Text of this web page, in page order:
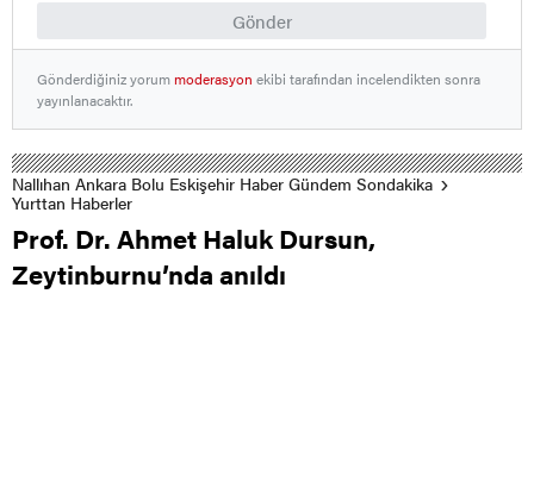
Gönder
Gönderdiğiniz yorummoderasyon ekibi tarafından incelendikten sonra
yayınlanacaktır.
Nallıhan Ankara Bolu Eskişehir Haber Gündem Sondakika
Yurttan Haberler
Prof. Dr. Ahmet Haluk Dursun,
Zeytinburnu’nda anıldı